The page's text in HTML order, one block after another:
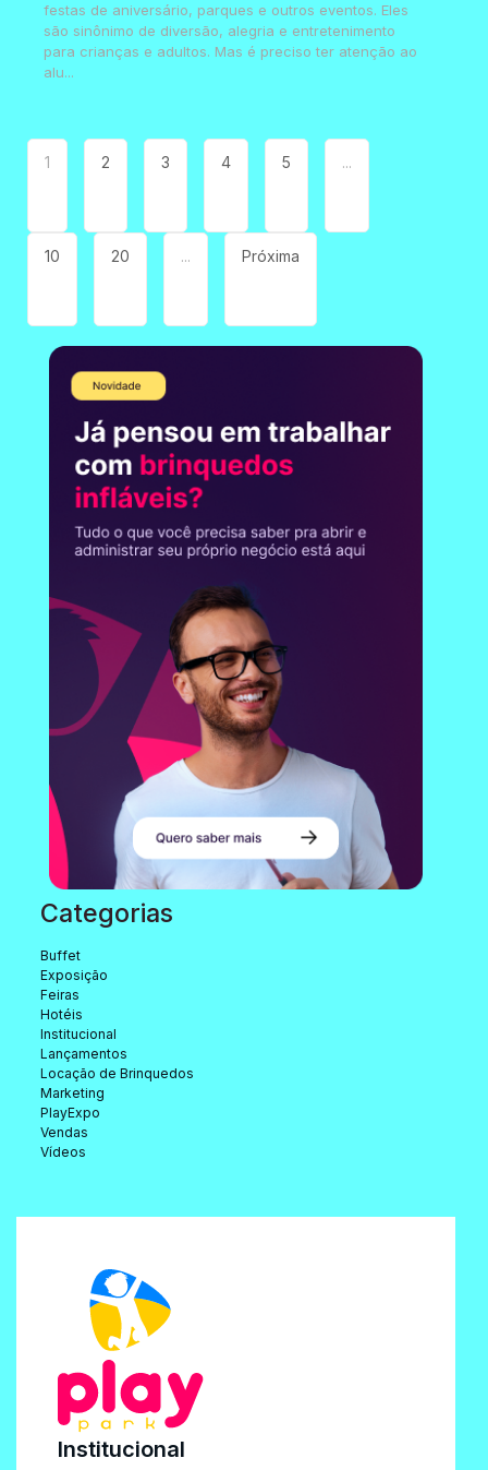
festas de aniversário, parques e outros eventos. Eles
são sinônimo de diversão, alegria e entretenimento
para crianças e adultos. Mas é preciso ter atenção ao
alu...
1 2 3 4 5 ...
10 20 ... Próxima
Categorias
Buffet
Exposição
Feiras
Hotéis
Institucional
Lançamentos
Locação de Brinquedos
Marketing
PlayExpo
Vendas
Vídeos
Institucional